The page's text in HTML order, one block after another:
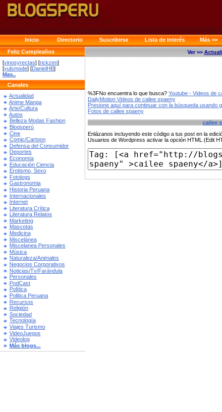
Inicio Directorio Suscribirse Lista de Interés
Más >>
Feliz Cumpleaños
[vinosyrectas] [rickzen]
[yulsmode] [DanielHB]
Mas..
Canales
Actualidad
Anime Manga
Arte/Cultura
Autos
Belleza Modas Fashion
Blogsperú
Cine
Comic/Cartoon
Defensa del Consumidor
Deportes
Economía
Educación Ciencia
Erotismo, Sexo
Fotologs
Gastronomia
Historia Peruana
Internacionales
Internet
Literatura Crítica
Literatura Relatos
Marketing
Mascotas
Medicina
Miscelánea
Miscelanea Personales
Música
Naturaleza/Animales
Negocios Corporativos
Noticias/Tv/Farándula
Personales
PodCast
Política
Politica Peruana
Recursos
Religión
Sociedad
Tecnología
Viajes Turismo
VideoJuegos
Videolog
Más blogs...
Ver >>
%3FNo encuentra lo que busca? Youtube - Videos de
DailyMotion Videos de cailee spaeny
Presione aquí para continuar con la búsqueda usando
Fotos de cailee spaeny
cailee
Enlázanos incluyendo este código a tus post en la
Usuarios de Wordpress activar la opción HTML (Edit